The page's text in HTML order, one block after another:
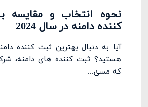
نحوه انتخاب و مقایسه
کننده دامنه در سال 2024
هستید؟ ثبت‌ کننده‌ های دامنه،
که مسئ...